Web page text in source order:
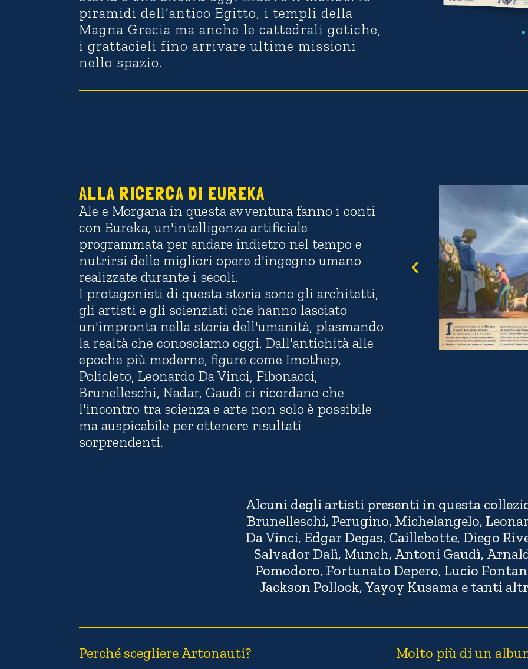
piramidi dell’antico Egitto, i templi della
Magna Grecia ma anche le cattedrali gotiche,
i grattacieli fino arrivare ultime missioni
nello spazio.
ALLA RICERCA DI EUREKA
Ale e Morgana in questa avventura fanno i conti
con Eureka, un'intelligenza artificiale
programmata per andare indietro nel tempo e
nutrirsi delle migliori opere d'ingegno umano
realizzate durante i secoli.
I protagonisti di questa storia sono gli architetti,
gli artisti e gli scienziati che hanno lasciato
un'impronta nella storia dell'umanità, plasmando
la realtà che conosciamo oggi. Dall'antichità alle
epoche più moderne, figure come Imothep,
Policleto, Leonardo Da Vinci, Fibonacci,
Brunelleschi, Nadar, Gaudí ci ricordano che
l'incontro tra scienza e arte non solo è possibile
ma auspicabile per ottenere risultati
sorprendenti.
Alcuni degli artisti presenti in questa
Brunelleschi, Perugino, Michelangelo,
Da Vinci, Edgar Degas, Caillebotte, Diego
Salvador Dalì, Munch, Antoni Gaudì,
Pomodoro, Fortunato Depero, Lucio
Jackson Pollock, Yayoy Kusama e tanti
Perché scegliere Artonauti?
Molto più di un